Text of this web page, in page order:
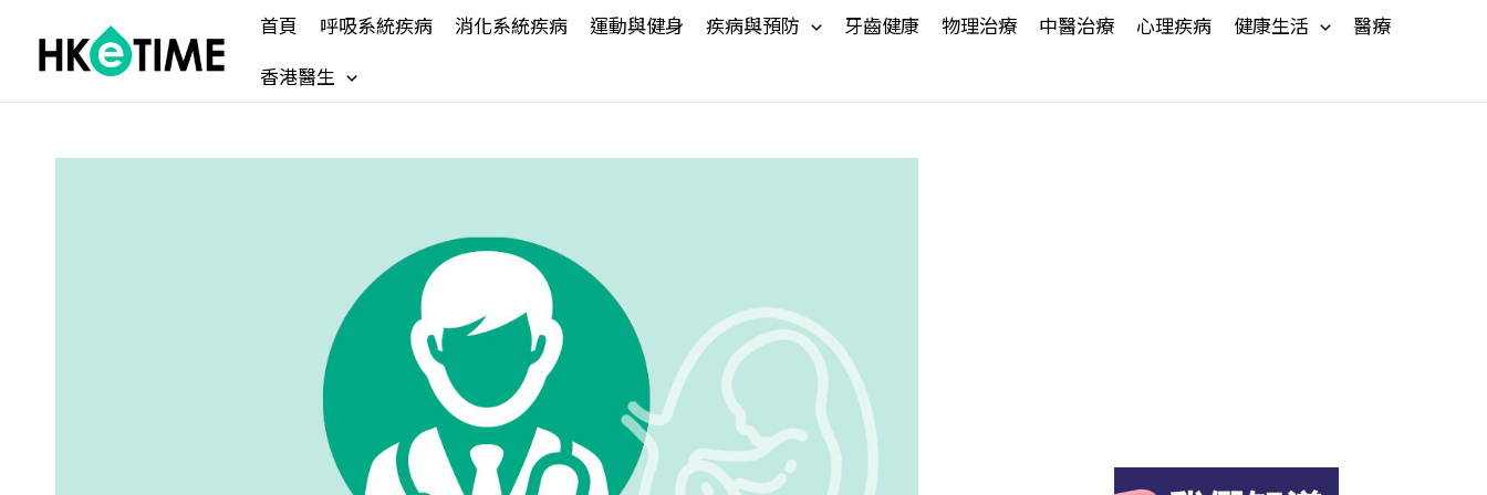
content
首頁 呼吸系統疾病 消化系統疾病 運動與健身 疾病與預防 牙齒健康 物理治療 中醫治療 心理疾病 健康生活
醫療
香港醫生